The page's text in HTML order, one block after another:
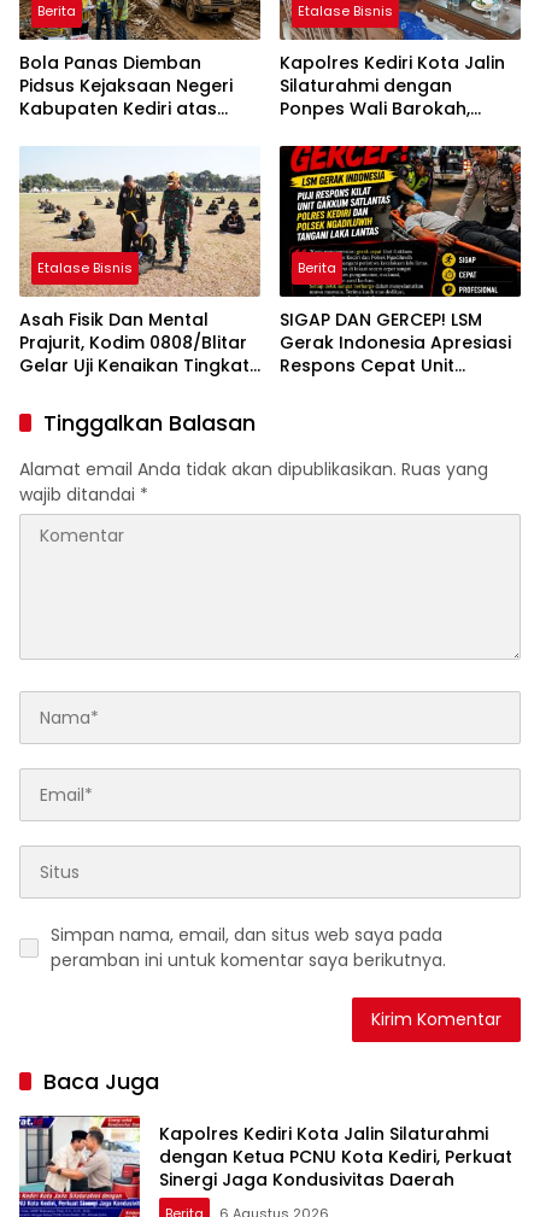
Berita
Bola Panas Diemban
Pidsus Kejaksaan Negeri
Kabupaten Kediri atas
Penggunaan Material
Ilegal Proyek Tol Kediri
Oleh PT. HASTARI JAYA
SENTOSA
Etalase Bisnis
Kapolres Kediri Kota Jalin
Silaturahmi dengan
Ponpes Wali Barokah,
Ulama
Etalase Bisnis
Asah Fisik Dan Mental
Prajurit, Kodim 0808/Blitar
Gelar Uji Kenaikan Tingkat
Berita
SIGAP DAN GERCEP! LSM
Gerak Indonesia Apresiasi
Respons Cepat Unit
Penanganan Kecelakaan
Lalu Lintas
Tinggalkan Balasan
Alamat email Anda tidak akan dipublikasikan. Ruas yang
wajib ditandai *
Simpan nama, email, dan situs web saya pada
peramban ini untuk komentar saya berikutnya.
Baca Juga
Kapolres Kediri Kota Jalin Silaturahmi
dengan Ketua PCNU Kota Kediri, Perkuat
Sinergi Jaga Kondusivitas Daerah